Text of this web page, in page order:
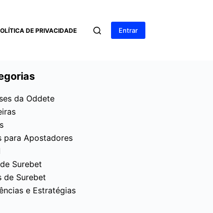
DE PRIVACIDADE Entrar
da Oddete
para Apostadores
Surebet
de Surebet
e Estratégias